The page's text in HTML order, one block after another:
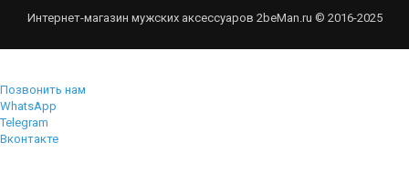
Интернет-магазин мужских аксессуаров 2beMan.ru © 2016-2025
Позвонить нам
WhatsApp
Telegram
Вконтакте